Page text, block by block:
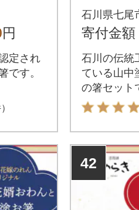
ナ
円
定され
です。
の花嫁
ナル】
石川県七尾
寄付金額
石川の伝統
ている山中
の箸セット
42